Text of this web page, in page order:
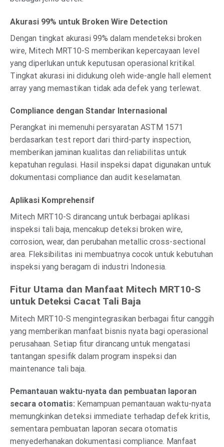
Akurasi 99% untuk Broken Wire Detection
Dengan tingkat akurasi 99% dalam mendeteksi broken
wire, Mitech MRT10-S memberikan kepercayaan level
yang diperlukan untuk keputusan operasional kritikal.
Tingkat akurasi ini didukung oleh wide-angle hall element
array yang memastikan tidak ada defek yang terlewat.
Compliance dengan Standar Internasional
Perangkat ini memenuhi persyaratan ASTM 1571
berdasarkan test report dari third-party inspection,
memberikan jaminan kualitas dan reliabilitas untuk
kepatuhan regulasi. Hasil inspeksi dapat digunakan untuk
dokumentasi compliance dan audit keselamatan.
Aplikasi Komprehensif
Mitech MRT10-S dirancang untuk berbagai aplikasi
inspeksi tali baja, mencakup deteksi broken wire,
corrosion, wear, dan perubahan metallic cross-sectional
area. Fleksibilitas ini membuatnya cocok untuk kebutuhan
inspeksi yang beragam di industri Indonesia.
Fitur Utama dan Manfaat Mitech MRT10-S
untuk Deteksi Cacat Tali Baja
Mitech MRT10-S mengintegrasikan berbagai fitur canggih
yang memberikan manfaat bisnis nyata bagi operasional
perusahaan. Setiap fitur dirancang untuk mengatasi
tantangan spesifik dalam program inspeksi dan
maintenance tali baja.
Pemantauan waktu-nyata dan pembuatan laporan
secara otomatis: Kemampuan pemantauan waktu-nyata
memungkinkan deteksi immediate terhadap defek kritis,
sementara pembuatan laporan secara otomatis
menyederhanakan dokumentasi compliance. Manfaat